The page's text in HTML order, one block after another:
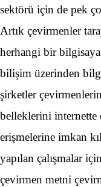
sektörü için de pek
Artık çevirmenler
herhangi bir
bilişim üzerinden
şirketler
belleklerini internette
erişmelerine imkan
yapılan çalışmalar
çevirmen metni